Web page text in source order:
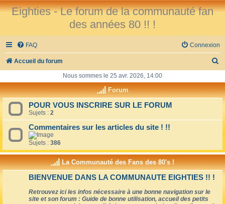
Eighties - Le forum de la communauté fan
des années 80 !! !
FAQ Connexion
Accueil du forum
h
h
e
Nous sommes le 25 avr. 2026, 14:00
Forum
POUR VOUS INSCRIRE SUR LE FORUM
Sujets : 2
Commentaires sur les articles du site ! !!
Sujets : 386
La Communauté des Fans des 80's !
BIENVENUE DANS LA COMMUNAUTE EIGHTIES !! !
Retrouvez ici les infos nécessaire à une bonne navigation sur le
site et son forum : Guide de bonne utilisation, accueil des petits